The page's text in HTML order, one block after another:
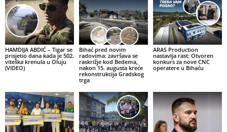
HAMDIJA ABDIĆ – Tigar se
prisjetio dana kada je 502.
viteška krenula u Oluju
(VIDEO)
Bihać pred novim
radovima: završava se
raskrižje kod Bedema,
nakon 15. augusta kreće
rekonstrukcija Gradskog
trga
ARAS Production
nastavlja rast: Otvoren
konkurs za nove CNC
operatere u Bihaću